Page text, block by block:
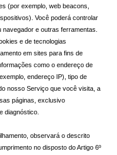
(por exemplo, web beacons,
Você poderá controlar
e outras ferramentas.
e de tecnologias
em sites para fins de
como o endereço de
endereço IP), tipo de
nosso Serviço que você visita, a
páginas, exclusivo
diagnóstico.
observará o descrito
no disposto do Artigo 6º